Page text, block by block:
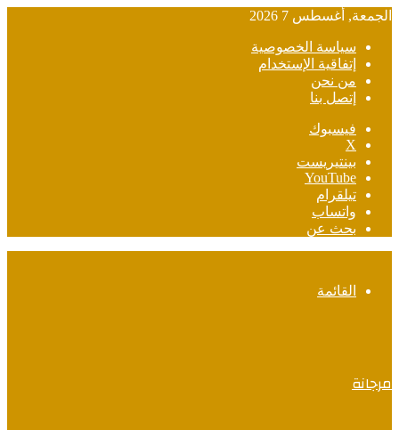
الجمعة, أغسطس 7 2026
سياسة الخصوصية
إتفاقية الإستخدام
من نحن
إتصل بنا
فيسبوك
‫X
بينتيريست
‫YouTube
تيلقرام
واتساب
بحث عن
القائمة
مرجانة